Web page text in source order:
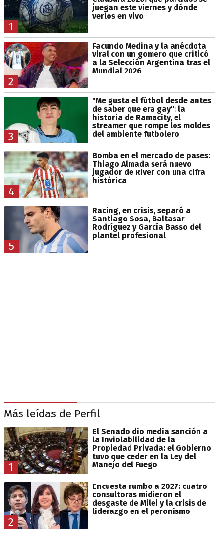
1
juegan este viernes y dónde
verlos en vivo
2
Facundo Medina y la anécdota
viral con un gomero que criticó
a la Selección Argentina tras el
Mundial 2026
3
"Me gusta el fútbol desde antes
de saber que era gay": la
historia de Ramacity, el
streamer que rompe los moldes
del ambiente futbolero
4
Bomba en el mercado de pases:
Thiago Almada será nuevo
jugador de River con una cifra
histórica
5
Racing, en crisis, separó a
Santiago Sosa, Baltasar
Rodríguez y García Basso del
plantel profesional
Más leídas de Perfil
1
El Senado dio media sanción a
la Inviolabilidad de la
Propiedad Privada: el Gobierno
tuvo que ceder en la Ley del
Manejo del Fuego
2
Encuesta rumbo a 2027: cuatro
consultoras midieron el
desgaste de Milei y la crisis de
liderazgo en el peronismo